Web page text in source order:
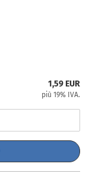
1,59 EUR
più 19% IVA.